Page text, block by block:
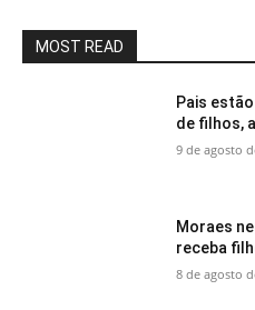
MOST READ
Pais
de filhos,
9 de agosto
Moraes
receba
8 de agosto